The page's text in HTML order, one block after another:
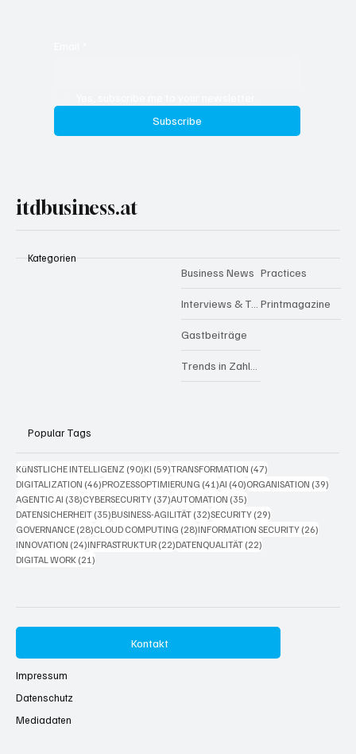
Subscribe
itdbusiness.at
Kategorien
Business News
Interviews & Talks
Gastbeiträge
Practices
Printmagazine
Popular Tags
KüNSTLICHE INTELLIGENZ (90)90 Beiträge
KI (59)59 Beiträge
TRANSFORMATION (47)
DIGITALIZATION (46)46 Beiträge
PROZESSOPTIMIERUNG (41)41 Beiträge
AI (40)40 Beiträge
ORGANISATION (39)
AGENTIC AI (38)38 Beiträge
CYBERSECURITY (37)37 Beiträge
AUTOMATION (35)
DATENSICHERHEIT (35)35 Beiträge
BUSINESS-AGILITÄT (32)32 Beiträge
SECURITY (29)
GOVERNANCE (28)28 Beiträge
CLOUD COMPUTING (28)28 Beiträge
INFORMATION SECURITY (26)
INNOVATION (24)24 Beiträge
INFRASTRUKTUR (22)22 Beiträge
DATENQUALITÄT (22)
DIGITAL WORK (21)
Kontakt
Impressum
Datenschutz
Mediadaten